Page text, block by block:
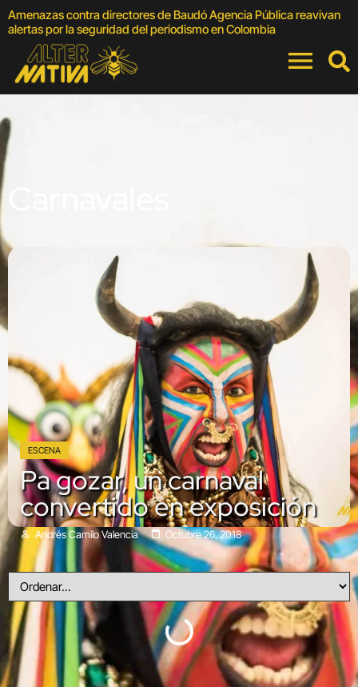
Amenazas contra directores de Baudó Agencia Pública reavivan
alertas por la seguridad del periodismo en Colombia
ESCENA
Pa gozar, un carnaval
convertido en exposición
Andrés Camilo Valencia Octubre 26, 2018